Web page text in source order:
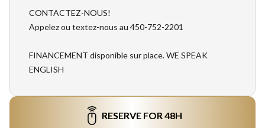
CONTACTEZ-NOUS!
Appelez ou textez-nous au 450-752-2201
FINANCEMENT disponible sur place. WE SPEAK
ENGLISH
RESERVE FOR 48H